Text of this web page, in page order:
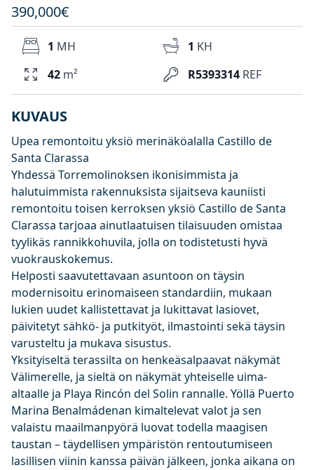
390,000€
R5393314 REF
1 MH 1 KH
42 m²
KUVAUS
Upea remontoitu yksiö merinäköalalla Castillo de
Santa Clarassa
Yhdessä Torremolinoksen ikonisimmista ja
halutuimmista rakennuksista sijaitseva kauniisti
remontoitu toisen kerroksen yksiö Castillo de Santa
Clarassa tarjoaa ainutlaatuisen tilaisuuden omistaa
tyylikäs rannikkohuvila, jolla on todistetusti hyvä
vuokrauskokemus.
Helposti saavutettavaan asuntoon on täysin
modernisoitu erinomaiseen standardiin, mukaan
lukien uudet kallistettavat ja lukittavat lasiovet,
päivitetyt sähkö- ja putkityöt, ilmastointi sekä täysin
varusteltu ja mukava sisustus.
Yksityiseltä terassilta on henkeäsalpaavat näkymät
Välimerelle, ja sieltä on näkymät yhteiselle uima-
altaalle ja Playa Rincón del Solin rannalle. Yöllä Puerto
Marina Benalmádenan kimaltelevat valot ja sen
valaistu maailmanpyörä luovat todella maagisen
taustan – täydellisen ympäristön rentoutumiseen
lasillisen viinin kanssa päivän jälkeen, jonka aikana on